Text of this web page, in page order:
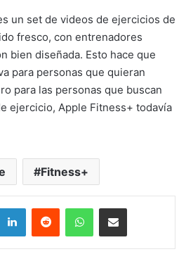
un set de videos de ejercicios de
fresco, con entrenadores
bien diseñada. Esto hace que
para personas que quieran
para las personas que buscan
ejercicio, Apple Fitness+ todavía
Fitness+
LinkedInReddit WhatsAppCompartir por correo electrónico